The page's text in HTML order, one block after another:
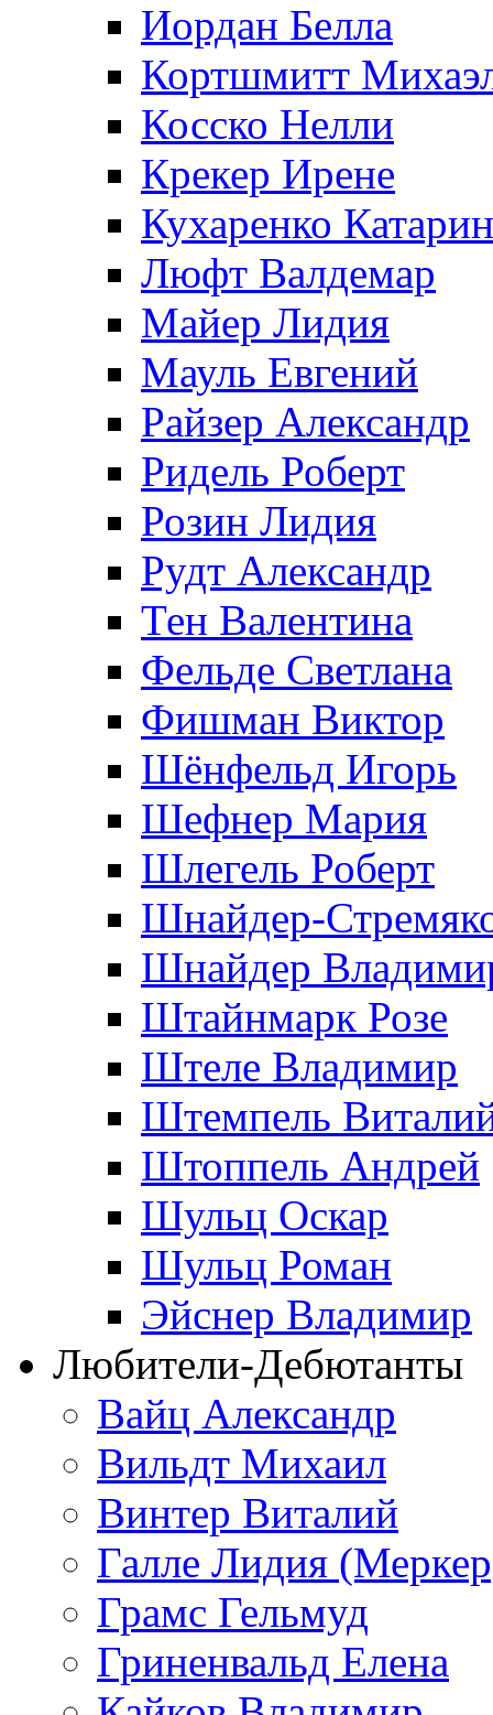
Иордан Белла
Кортшмитт
Косско Нелли
Крекер Ирене
Кухаренко
Люфт Валдемaр
Майер Лидия
Мауль Евгений
Райзер Александр
Ридель Роберт
Розин Лидия
Рудт Александр
Тен Валентина
Фельде Светлана
Фишман Виктор
Шёнфельд Игорь
Шефнер Мария
Шлегель Роберт
Шнайдер-
Шнайдер
Штайнмарк Розe
Штеле Владимир
Штемпель
Штоппель Андрей
Шульц Оскар
Шульц Роман
Эйснер Владимир
Любители-Дебютанты
Вайц Александр
Вильдт Михаил
Винтер Виталий
Галле Лидия
Грамс Гельмуд
Гриненвальд Елена